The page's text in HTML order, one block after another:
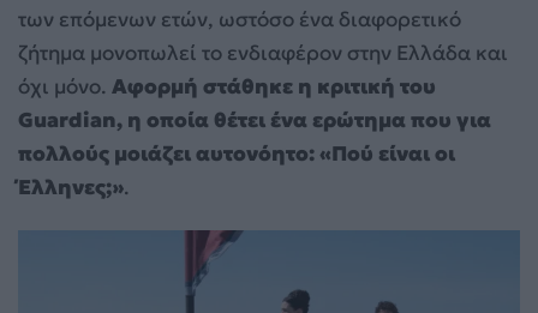
των επόμενων ετών, ωστόσο ένα διαφορετικό
ζήτημα μονοπωλεί το ενδιαφέρον στην Ελλάδα και
όχι μόνο. Αφορμή στάθηκε η κριτική του
Guardian, η οποία θέτει ένα ερώτημα που για
πολλούς μοιάζει αυτονόητο: «Πού είναι οι
Έλληνες;».